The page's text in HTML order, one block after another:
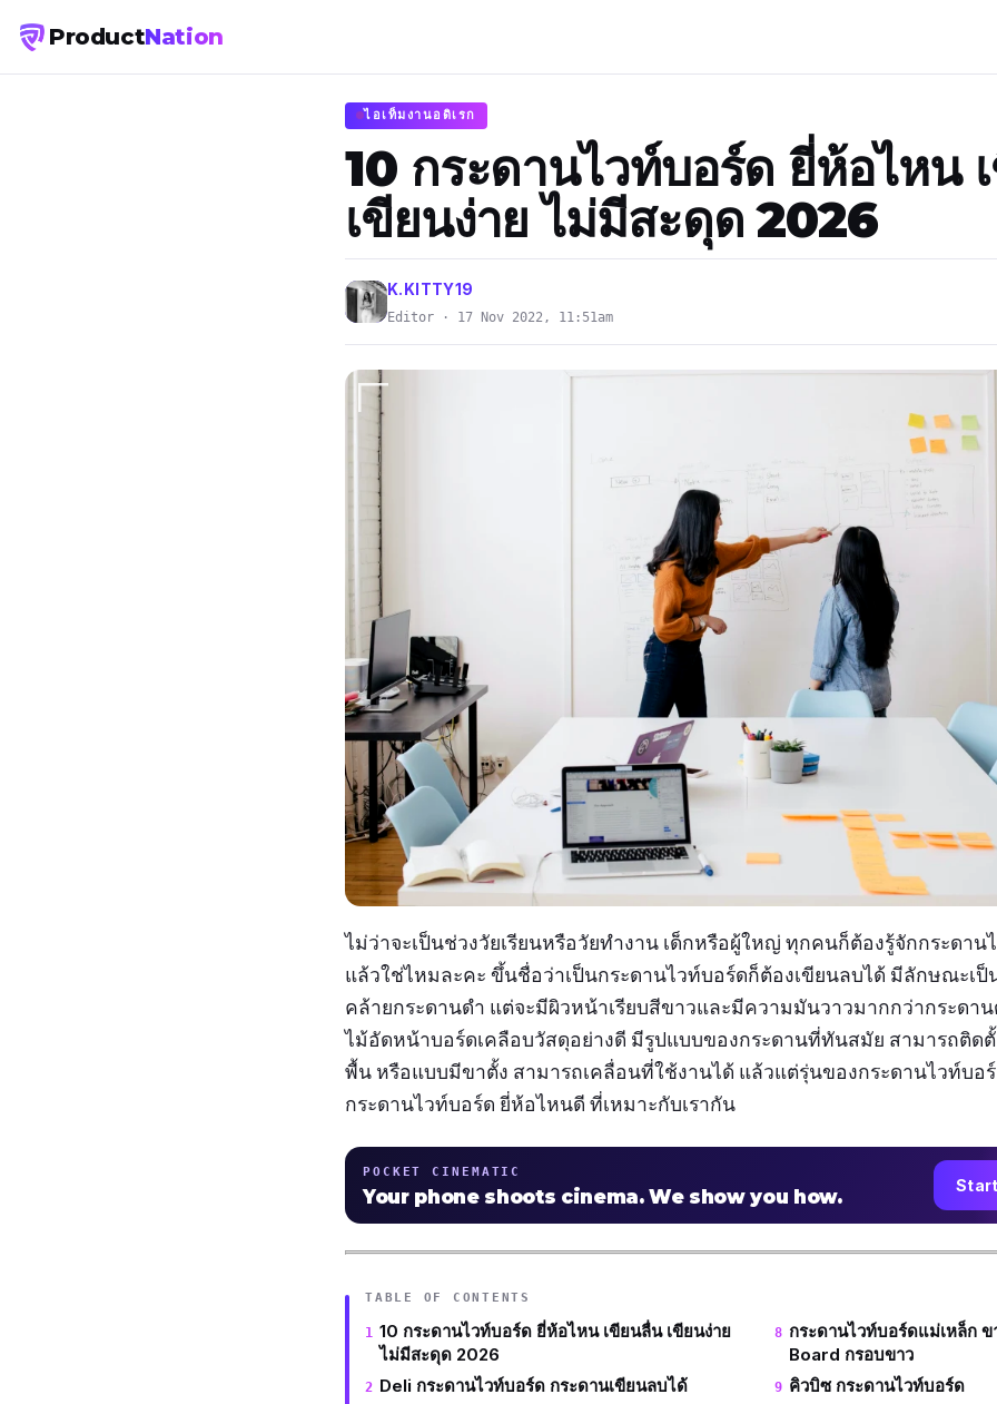
ProductNation
ไอเท็มงานอดิเรก
10 กระดานไวท์บอร์ด ยี่ห้อไหน
เขียนง่าย ไม่มีสะดุด 2026
K.KITTY19
Editor · 17 Nov 2022, 11:51am
ไม่ว่าจะเป็นช่วงวัยเรียนหรือวัยทำงาน เด็กหรือผู้ใหญ่ ทุกคนก็ต้องรู้จักกระดา
แล้วใช่ไหมละคะ ขึ้นชื่อว่าเป็นกระดานไวท์บอร์ดก็ต้องเขียนลบได้ มีลักษณะเป็
คล้ายกระดานดำ แต่จะมีผิวหน้าเรียบสีขาวและมีความมันวาวมากกว่ากระดา
ไม้อัดหน้าบอร์ดเคลือบวัสดุอย่างดี มีรูปแบบของกระดานที่ทันสมัย สามารถติด
พื้น หรือแบบมีขาตั้ง สามารถเคลื่อนที่ใช้งานได้ แล้วแต่รุ่นของกระดานไวท์บอ
กระดานไวท์บอร์ด ยี่ห้อไหนดี ที่เหมาะกับเรากัน
POCKET CINEMATIC
Your phone shoots cinema. We show you how.
TABLE OF CONTENTS
10 กระดานไวท์บอร์ด ยี่ห้อไหน เขียนลื่น เขียนง่าย
ไม่มีสะดุด 2026
Deli กระดานไวท์บอร์ด กระดานเขียนลบได้
กระดานไวท์บอร์ดแม่เหล็ก
Board กรอบขาว
คิวบิซ กระดานไวท์บอร์ด